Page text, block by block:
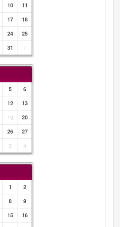
10
11
17
18
24
25
31 1
5
6
12
13
19
20
26
27
3 4
1
2
8
9
15
16